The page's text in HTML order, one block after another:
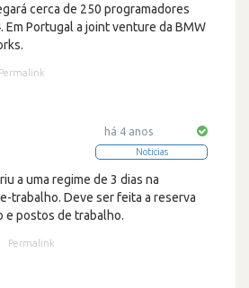
cerca de 250 programadores
Em Portugal a joint venture da BMW
Permalink
há 4 anos
Noticias
a uma regime de 3 dias na
trabalho. Deve ser feita a reserva
e postos de trabalho.
Permalink